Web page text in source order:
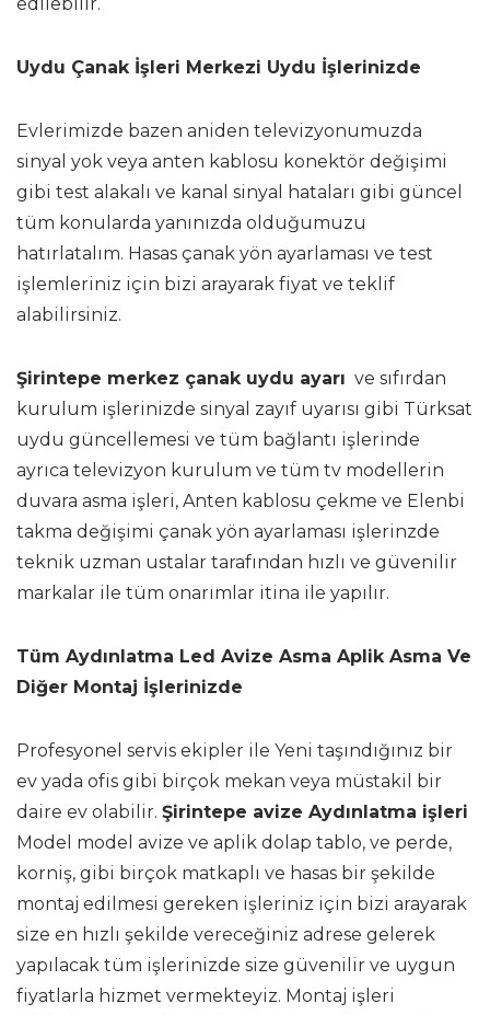
Uydu Çanak İşleri Merkezi Uydu İşlerinizde
Evlerimizde bazen aniden televizyonumuzda
sinyal yok veya anten kablosu konektör değişimi
gibi test alakalı ve kanal sinyal hataları gibi güncel
tüm konularda yanınızda olduğumuzu
hatırlatalım. Hasas çanak yön ayarlaması ve test
işlemleriniz için bizi arayarak fiyat ve teklif
alabilirsiniz.
Şirintepe merkez çanak uydu ayarı ve sıfırdan
kurulum işlerinizde sinyal zayıf uyarısı gibi Türksat
uydu güncellemesi ve tüm bağlantı işlerinde
ayrıca televizyon kurulum ve tüm tv modellerin
duvara asma işleri, Anten kablosu çekme ve Elenbi
takma değişimi çanak yön ayarlaması işlerinzde
teknik uzman ustalar tarafından hızlı ve güvenilir
markalar ile tüm onarımlar itina ile yapılır.
Tüm Aydınlatma Led Avize Asma Aplik Asma Ve
Diğer Montaj İşlerinizde
Profesyonel servis ekipler ile Yeni taşındığınız bir
ev yada ofis gibi birçok mekan veya müstakil bir
daire ev olabilir. Şirintepe avize Aydınlatma işleri
Model model avize ve aplik dolap tablo, ve perde,
korniş, gibi birçok matkaplı ve hasas bir şekilde
montaj edilmesi gereken işleriniz için bizi arayarak
size en hızlı şekilde vereceğiniz adrese gelerek
yapılacak tüm işlerinizde size güvenilir ve uygun
fiyatlarla hizmet vermekteyiz. Montaj işleri